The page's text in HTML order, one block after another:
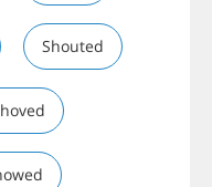
Shouted